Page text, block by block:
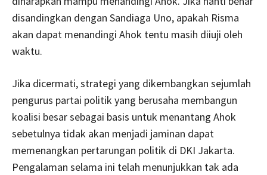
disandingkan dengan Sandiaga Uno, apakah Risma
akan dapat menandingi Ahok tentu masih diiuji oleh
waktu.
Jika dicermati, strategi yang dikembangkan sejumlah
pengurus partai politik yang berusaha membangun
koalisi besar sebagai basis untuk menantang Ahok
sebetulnya tidak akan menjadi jaminan dapat
memenangkan pertarungan politik di DKI Jakarta.
Pengalaman selama ini telah menunjukkan tak ada